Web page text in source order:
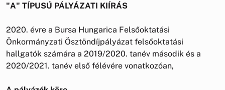
"A" TÍPUSÚ PÁLYÁZATI KIÍRÁS
2020. évre a Bursa Hungarica Felsőoktatási
Önkormányzati Ösztöndíjpályázat felsőoktatási
hallgatók számára a 2019/2020. tanév második és a
2020/2021. tanév első félévére vonatkozóan,